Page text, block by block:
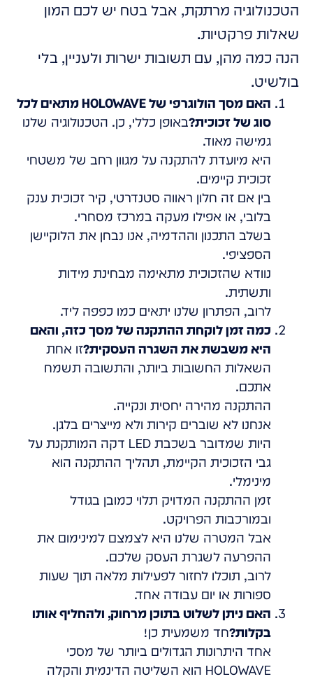
הטכנולוגיה מרתקת, אבל בטח יש לכם המון
שאלות פרקטיות.
הנה כמה מהן, עם תשובות ישרות ולעניין, בלי
בולשיט.
האם מסך הולוגרפי של HOLOWAVE מתאים לכל
סוג של זכוכית?באופן כללי, כן. הטכנולוגיה שלנו
גמישה מאוד.
היא מיועדת להתקנה על מגוון רחב של משטחי
זכוכית קיימים.
בין אם זה חלון ראווה סטנדרטי, קיר זכוכית ענק
בלובי, או אפילו מעקה במרכז מסחרי.
בשלב התכנון וההדמיה, אנו נבחן את הלוקיישן
הספציפי.
נוודא שהזכוכית מתאימה מבחינת מידות
ותשתית.
לרוב, הפתרון שלנו יתאים כמו כפפה ליד.
כמה זמן לוקחת ההתקנה של מסך כזה, והאם
היא משבשת את השגרה העסקית?זו אחת
השאלות החשובות ביותר, והתשובה תשמח
אתכם.
ההתקנה מהירה יחסית ונקייה.
אנחנו לא שוברים קירות ולא מייצרים בלגן.
היות שמדובר בשכבת LED דקה המותקנת על
גבי הזכוכית הקיימת, תהליך ההתקנה הוא
מינימלי.
זמן ההתקנה המדויק תלוי כמובן בגודל
ובמורכבות הפרויקט.
אבל המטרה שלנו היא לצמצם למינימום את
ההפרעה לשגרת העסק שלכם.
לרוב, תוכלו לחזור לפעילות מלאה תוך שעות
ספורות או יום עבודה אחד.
האם ניתן לשלוט בתוכן מרחוק, ולהחליף אותו
בקלות?חד משמעית כן!
אחד היתרונות הגדולים ביותר של מסכי
HOLOWAVE הוא השליטה הדינמית והקלה